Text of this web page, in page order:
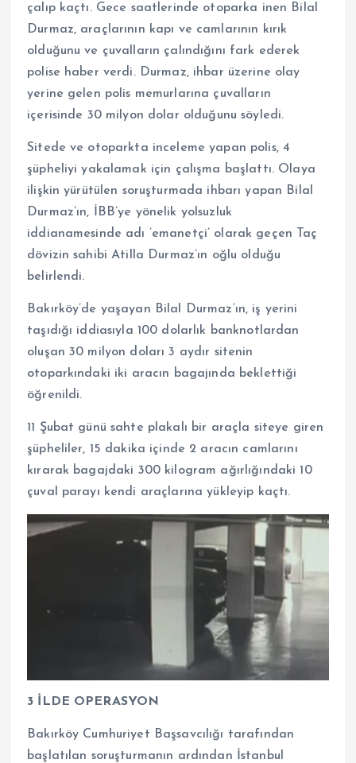
çalıp kaçtı. Gece saatlerinde otoparka inen Bilal
Durmaz, araçlarının kapı ve camlarının kırık
olduğunu ve çuvalların çalındığını fark ederek
polise haber verdi. Durmaz, ihbar üzerine olay
yerine gelen polis memurlarına çuvalların
içerisinde 30 milyon dolar olduğunu söyledi.
Sitede ve otoparkta inceleme yapan polis, 4
şüpheliyi yakalamak için çalışma başlattı. Olaya
ilişkin yürütülen soruşturmada ihbarı yapan Bilal
Durmaz’ın, İBB’ye yönelik yolsuzluk
iddianamesinde adı ’emanetçi’ olarak geçen Taç
dövizin sahibi Atilla Durmaz’ın oğlu olduğu
belirlendi.
Bakırköy’de yaşayan Bilal Durmaz’ın, iş yerini
taşıdığı iddiasıyla 100 dolarlık banknotlardan
oluşan 30 milyon doları 3 aydır sitenin
otoparkındaki iki aracın bagajında beklettiği
öğrenildi.
11 Şubat günü sahte plakalı bir araçla siteye giren
şüpheliler, 15 dakika içinde 2 aracın camlarını
kırarak bagajdaki 300 kilogram ağırlığındaki 10
çuval parayı kendi araçlarına yükleyip kaçtı.
3 İLDE OPERASYON
Bakırköy Cumhuriyet Başsavcılığı tarafından
başlatılan soruşturmanın ardından İstanbul